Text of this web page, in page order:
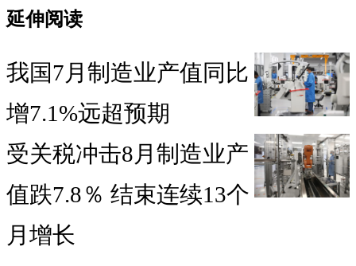
延伸阅读
我国7月制造业产值同比
增7.1%远超预期
受关税冲击8月制造业产
值跌7.8％ 结束连续13个
月增长